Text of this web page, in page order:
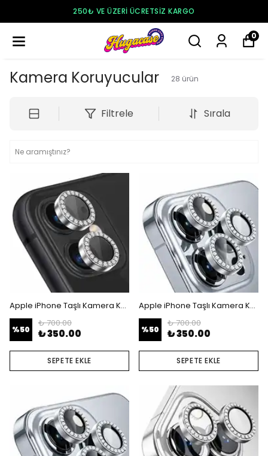
250₺ VE ÜZERI ÜCRETSIZ KARGO
0
Kamera Koruyucular 28 ürün
Filtrele Sırala
Apple iPhone Taşlı Kamera Koruyucu Lens - iPhone 11 - 12 - 12 mini
%50
₺ 700.00
₺ 350.00
SEPETE EKLE
Apple iPhone Taşlı Kamera Koruyucu Lens - iPhone 11 Pro - 11 Pro Max - 12 Pro
%50
₺ 700.00
₺ 350.00
SEPETE EKLE